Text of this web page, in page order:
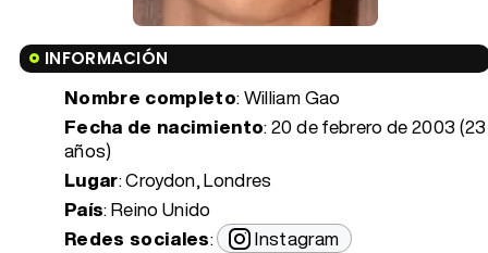
INFORMACIÓN
Nombre completo: William Gao
Fecha de nacimiento:20 de febrero de 2003 (23
años)
Lugar: Croydon, Londres
País: Reino Unido
Redes sociales: Instagram